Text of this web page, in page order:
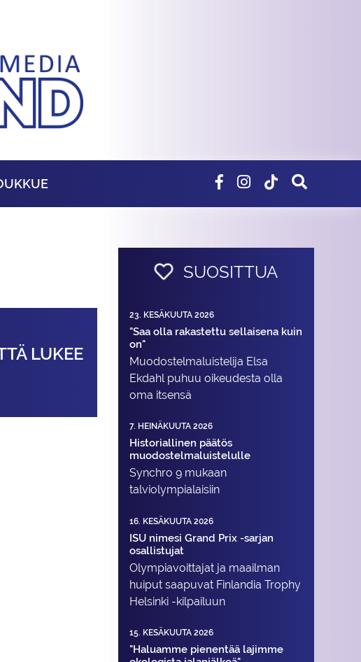
LUKEE
SUOSITTUA
23. KESÄKUUTA 2026
"Saa olla rakastettu sellaisena kuin
on"
Muodostelma­luistelija Elsa
Ekdahl puhuu oikeudesta olla
oma itsensä
7. HEINÄKUUTA 2026
Historiallinen päätös
muodostelmaluistelulle
Synchro 9 mukaan
talviolympialaisiin
16. KESÄKUUTA 2026
ISU nimesi Grand Prix -sarjan
osallistujat
Olympiavoittajat ja maailman
huiput saapuvat Finlandia Trophy
Helsinki -kilpailuun
15. KESÄKUUTA 2026
"Haluamme pienentää lajimme